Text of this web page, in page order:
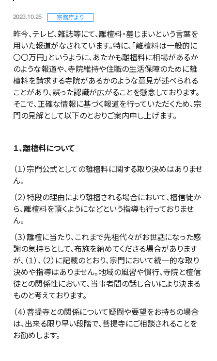
2023.10.25 宗務庁より
昨今、テレビ、雑誌等にて、離檀料・墓じまいという言葉を
用いた報道がなされています。特に、「離檀料は一般的に
〇〇万円」というように、あたかも離檀料に相場があるか
のような報道や、寺院維持や住職の生活保障のために離
檀料を請求する寺院があるかのような意見が述べられる
ことがあり、誤った認識が広がることを懸念しております。
そこで、正確な情報に基づく報道を行っていただくため、宗
門の見解として以下のとおりご案内申し上げます。
１、離檀料について
（１）宗門公式としての離檀料に関する取り決めはありませ
ん。
（２）特段の理由により離檀される場合において、檀信徒か
ら、離檀料を頂くようになどという指導も行っておりませ
ん。
（３）離檀に当たり、これまで先祖代々がお世話になった感
謝の気持ちとして、布施を納めてくださる場合があります
が、（１）、（２）に記載のとおり、宗門において統一的な取り
決めや指導はありません。地域の風習や慣行、寺院と檀信
徒との関係性において、当事者間の話し合いにより決まる
ものと考えております。
（４）菩提寺との関係について疑問や要望をお持ちの場合
は、出来る限り早い段階で、菩提寺にご相談されることを
お勧めします。